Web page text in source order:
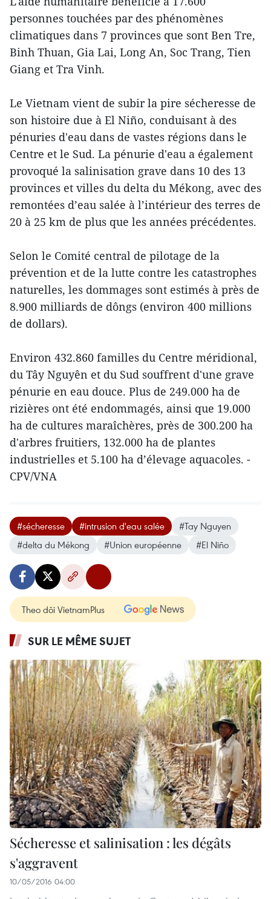
personnes touchées par des phénomènes
climatiques dans 7 provinces que sont Ben Tre,
Binh Thuan, Gia Lai, Long An, Soc Trang, Tien
Giang et Tra Vinh.
Le Vietnam vient de subir la pire sécheresse de
son histoire due à El Niño, conduisant à des
pénuries d'eau dans de vastes régions dans le
Centre et le Sud. La pénurie d'eau a également
provoqué la salinisation grave dans 10 des 13
provinces et villes du delta du Mékong, avec des
remontées d’eau salée à l’intérieur des terres de
20 à 25 km de plus que les années précédentes.
Selon le Comité central de pilotage de la
prévention et de la lutte contre les catastrophes
naturelles, les dommages sont estimés à près de
8.900 milliards de dôngs (environ 400 millions
de dollars).
Environ 432.860 familles du Centre méridional,
du Tây Nguyên et du Sud souffrent d'une grave
pénurie en eau douce. Plus de 249.000 ha de
rizières ont été endommagés, ainsi que 19.000
ha de cultures maraîchères, près de 300.200 ha
d'arbres fruitiers, 132.000 ha de plantes
industrielles et 5.100 ha d’élevage aquacoles. -
CPV/VNA
#sécheresse #intrusion d'eau salée
#Tay Nguyen
#delta du Mékong
#Union européenne #El Niño
Theo dõi VietnamPlus
SUR LE MÊME SUJET
Sécheresse et salinisation : les dégâts
s'aggravent
10/05/2016 04:00